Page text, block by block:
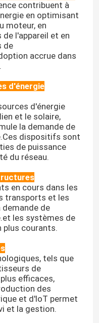
contribuent à
en optimisant
moteur, en
l'appareil et en
de
accrue dans
d'énergie
d'énergie
et le solaire,
la demande de
dispositifs sont
de puissance
du réseau.
en cours dans les
transports et les
de
les systèmes de
courants.
tels que
de
efficaces,
des
et d'IoT permet
et la gestion.